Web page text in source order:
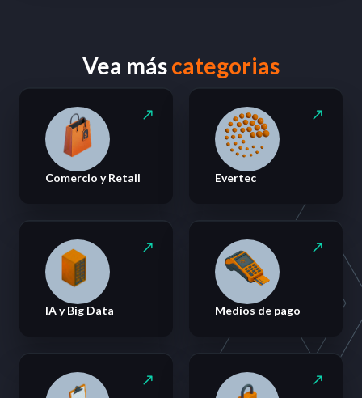
Vea máscategorias
Comercio y Retail Evertec
IA y Big Data Medios de pago